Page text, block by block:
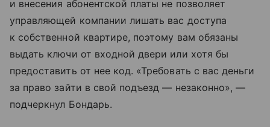
и внесения абонентской платы не позволяет
управляющей компании лишать вас доступа
к собственной квартире, поэтому вам обязаны
выдать ключи от входной двери или хотя бы
предоставить от нее код. «Требовать с вас деньги
за право зайти в свой подъезд — незаконно», —
подчеркнул Бондарь.